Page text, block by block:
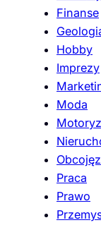
Finanse
Hobby
Imprezy
Moda
Praca
Prawo